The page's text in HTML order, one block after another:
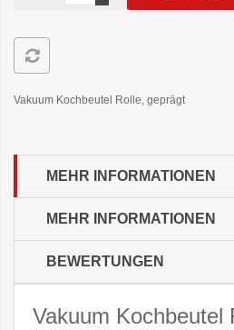
Vakuum Kochbeutel Rolle, geprägt
MEHR INFORMATIONEN
MEHR INFORMATIONEN
BEWERTUNGEN
Vakuum Kochbeutel